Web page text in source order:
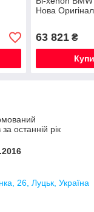
Нова
63 821₴
останній рік
26, Луцьк, Україна